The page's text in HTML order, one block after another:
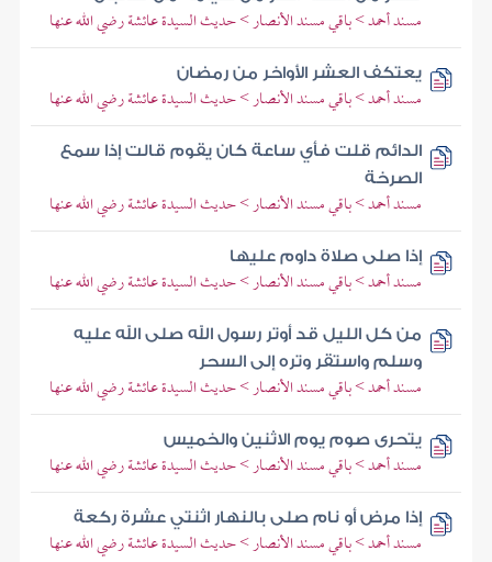
مسند أحمد > باقي مسند الأنصار > حديث السيدة عائشة رضي الله عنها
يعتكف العشر الأواخر من رمضان
مسند أحمد > باقي مسند الأنصار > حديث السيدة عائشة رضي الله عنها
الدائم قلت فأي ساعة كان يقوم قالت إذا سمع
الصرخة
مسند أحمد > باقي مسند الأنصار > حديث السيدة عائشة رضي الله عنها
إذا صلى صلاة داوم عليها
مسند أحمد > باقي مسند الأنصار > حديث السيدة عائشة رضي الله عنها
من كل الليل قد أوتر رسول الله صلى الله عليه
وسلم واستقر وتره إلى السحر
مسند أحمد > باقي مسند الأنصار > حديث السيدة عائشة رضي الله عنها
يتحرى صوم يوم الاثنين والخميس
مسند أحمد > باقي مسند الأنصار > حديث السيدة عائشة رضي الله عنها
إذا مرض أو نام صلى بالنهار اثنتي عشرة ركعة
مسند أحمد > باقي مسند الأنصار > حديث السيدة عائشة رضي الله عنها